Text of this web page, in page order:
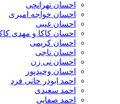
احسان تهرانچی
احسان خواجه امیری
احسان غیبی
احسان کاکا و مهدی
احسان کریمی
احسان ناجی
احسان نی زن
احسان وحیدپور
احمد ابوذر خانی فرد
احمد سعیدی
احمد صفایی